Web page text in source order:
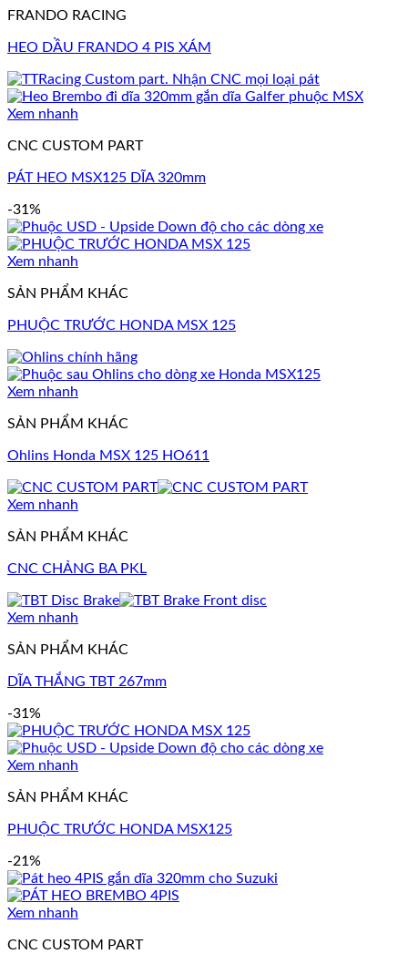
FRANDO RACING
HEO DẦU FRANDO 4 PIS XÁM
Xem nhanh
CNC CUSTOM PART
PÁT HEO MSX125 DĨA 320mm
-31%
Xem nhanh
SẢN PHẨM KHÁC
PHUỘC TRƯỚC HONDA MSX 125
Xem nhanh
SẢN PHẨM KHÁC
Ohlins Honda MSX 125 HO611
Xem nhanh
SẢN PHẨM KHÁC
CNC CHẢNG BA PKL
Xem nhanh
SẢN PHẨM KHÁC
DĨA THẮNG TBT 267mm
-31%
Xem nhanh
SẢN PHẨM KHÁC
PHUỘC TRƯỚC HONDA MSX125
-21%
Xem nhanh
CNC CUSTOM PART